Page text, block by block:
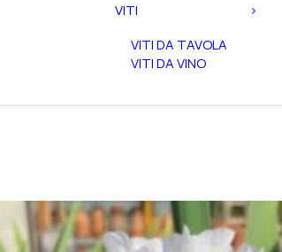
VITI
VITI DA TAVOLA
VITI DA VINO